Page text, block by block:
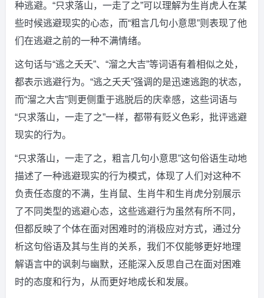
种逃避。“只求落山，一走了之”可以理解为生肖虎人在某
些时候逃避现实的心态，而“粗言几句小意思”则表现了他
们在逃避之前的一种不满情绪。
这句话与“逃之夭夭”、“溜之大吉”等词语有着相似之处，
都表示逃避行为。“逃之夭夭”强调的是迅速逃跑的状态，
而“溜之大吉”则更侧重于逃脱后的庆幸感，这些词语与
“只求落山，一走了之”一样，都带有贬义色彩，批评逃避
现实的行为。
“只求落山，一走了之，粗言几句小意思”这句俗语生动地
描述了一种逃避现实的行为模式，体现了人们对这种不
负责任态度的不满，生肖鼠、生肖牛和生肖虎分别展示
了不同类型的逃避心态，这些逃避行为虽然有所不同，
但都反映了个体在面对困难时的消极应对方式，通过分
析这句俗语及其与生肖的关系，我们不仅能够更好地理
解语言中的讽刺与幽默，还能深入反思自己在面对困难
时的态度和行为，从而更好地成长和发展。